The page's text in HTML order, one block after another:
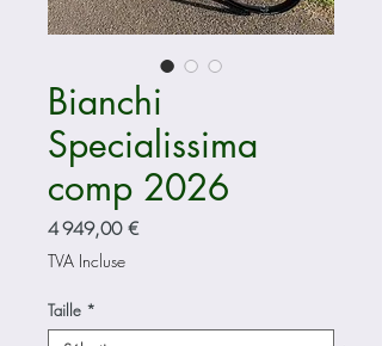
Bianchi
Specialissima
comp 2026
4 949,00 €Prix
TVA Incluse
Taille *